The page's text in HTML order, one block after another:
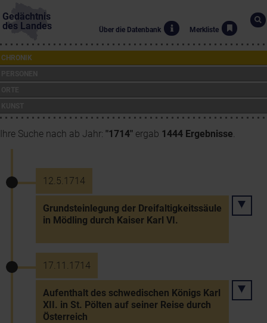
Gedächtnis
des Landes
Über die Datenbank Merkliste
CHRONIK
Ihre Suche nach ab Jahr: "1714" ergab 1444 Ergebnisse.
12.5.1714
Grundsteinlegung der Dreifaltigkeitssäule
in Mödling durch Kaiser Karl VI.
17.11.1714
Aufenthalt des schwedischen Königs Karl
XII. in St. Pölten auf seiner Reise durch
Österreich